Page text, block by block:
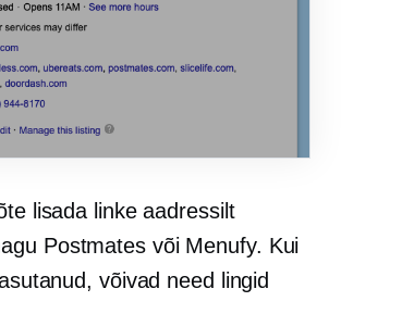
lisada linke aadressilt
Postmates või Menufy. Kui
võivad need lingid